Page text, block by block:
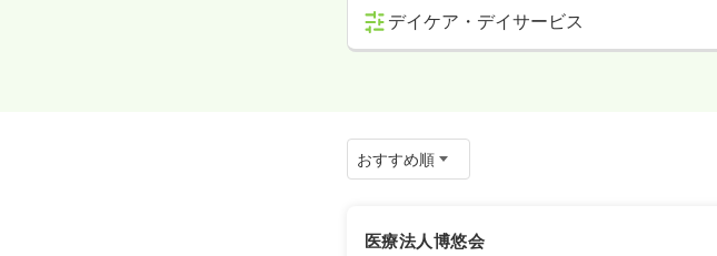
デイケア・デイサービス
医療法人博悠会